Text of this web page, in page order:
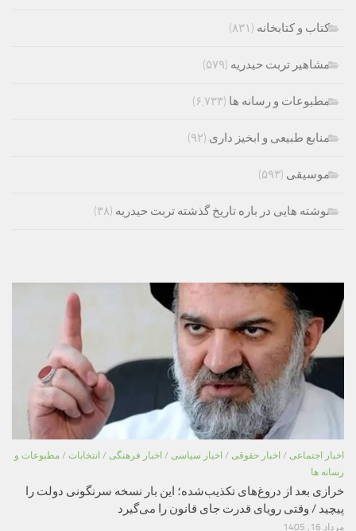
کتاب و کتابخانه (۸۳۱)
مشاهیر تربت حیدریه (۵۷۹)
مطبوعات و رسانه ها (۶,۷۳۳)
منابع طبیعی و ابخیز داری (۹۲)
موسیقی (۵۹۳)
نوشته هایی در باره تاریخ گذشته تربت حیدریه (۳۸)
اخبار اجتماعی / اخبار حقوقی / اخبار سیاسی / اخبار فرهنگی / انتخابات / مطبوعات و
رسانه ها
خرازی بعد از دروغ‌های تکذیب‌شده؛ این بار نسخه سرنگونی دولت را
پیچید / وقتی رویای قدرت جای قانون را می‌گیرد
مرداد 16, 1405